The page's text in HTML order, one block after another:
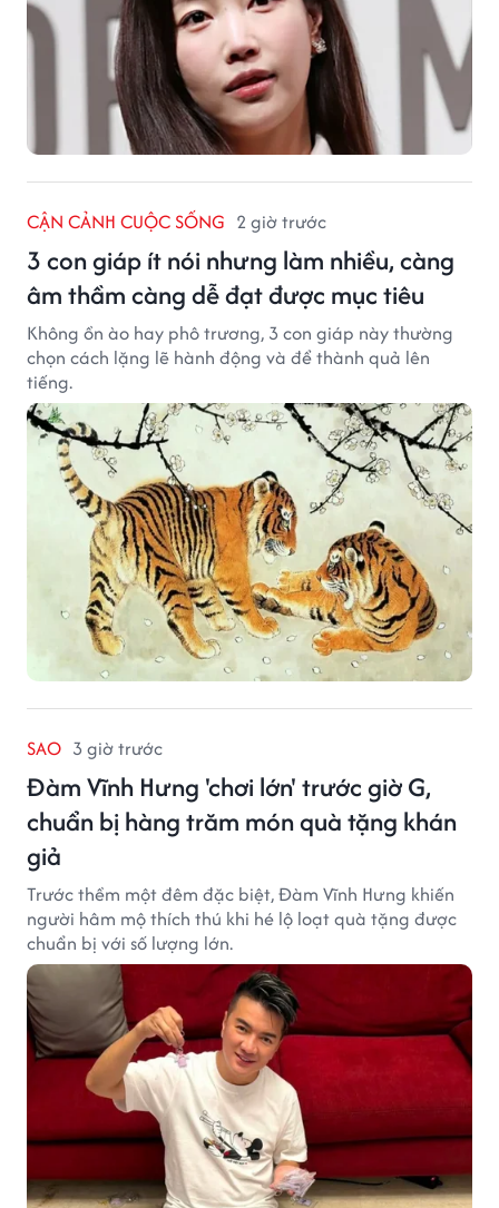
CẬN CẢNH CUỘC SỐNG 2 giờ trước
3 con giáp ít nói nhưng làm nhiều, càng
âm thầm càng dễ đạt được mục tiêu
Không ồn ào hay phô trương, 3 con giáp này thường
chọn cách lặng lẽ hành động và để thành quả lên
tiếng.
SAO 3 giờ trước
Đàm Vĩnh Hưng 'chơi lớn' trước giờ G,
chuẩn bị hàng trăm món quà tặng khán
giả
Trước thềm một đêm đặc biệt, Đàm Vĩnh Hưng khiến
người hâm mộ thích thú khi hé lộ loạt quà tặng được
chuẩn bị với số lượng lớn.